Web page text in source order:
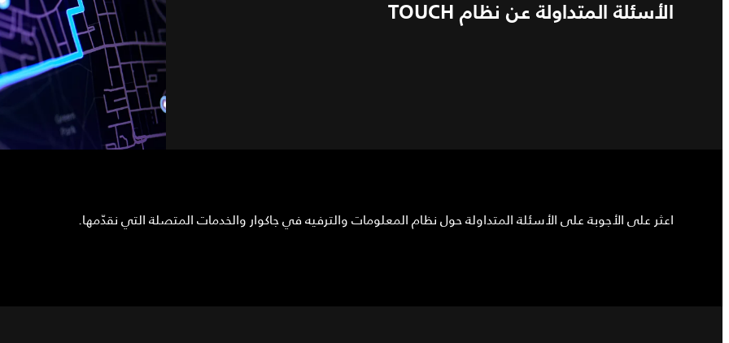
الأسئلة المتداولة عن نظام TOUCH
اعثر على الأجوبة على الأسئلة المتداولة حول نظام المعلومات والترفيه في جاكوار والخدمات المتصلة التي نقدّمها.